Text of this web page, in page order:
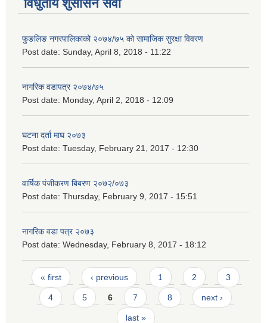
विधुतीय शुसासन सेवा
फुङलिङ नगरपालिकाको २०७४/७५ को सामाजिक सुरक्षा विवरण
Post date: Sunday, April 8, 2018 - 11:22
नागरिक वडापत्र २०७४/७५
Post date: Monday, April 2, 2018 - 12:09
घटना दर्ता माघ २०७३
Post date: Tuesday, February 21, 2017 - 12:30
वार्षिक पंजीकरण बिबरण २०७२/०७३
Post date: Thursday, February 9, 2017 - 15:51
नागरिक वडा पत्र २०७३
Post date: Wednesday, February 8, 2017 - 18:12
Pages
« first ‹ previous 1 2 3
4 5 6 7 8 next ›
last »